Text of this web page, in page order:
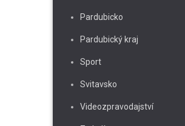
Pardubicko
Pardubický kraj
Sport
Svitavsko
Videozpravodajství